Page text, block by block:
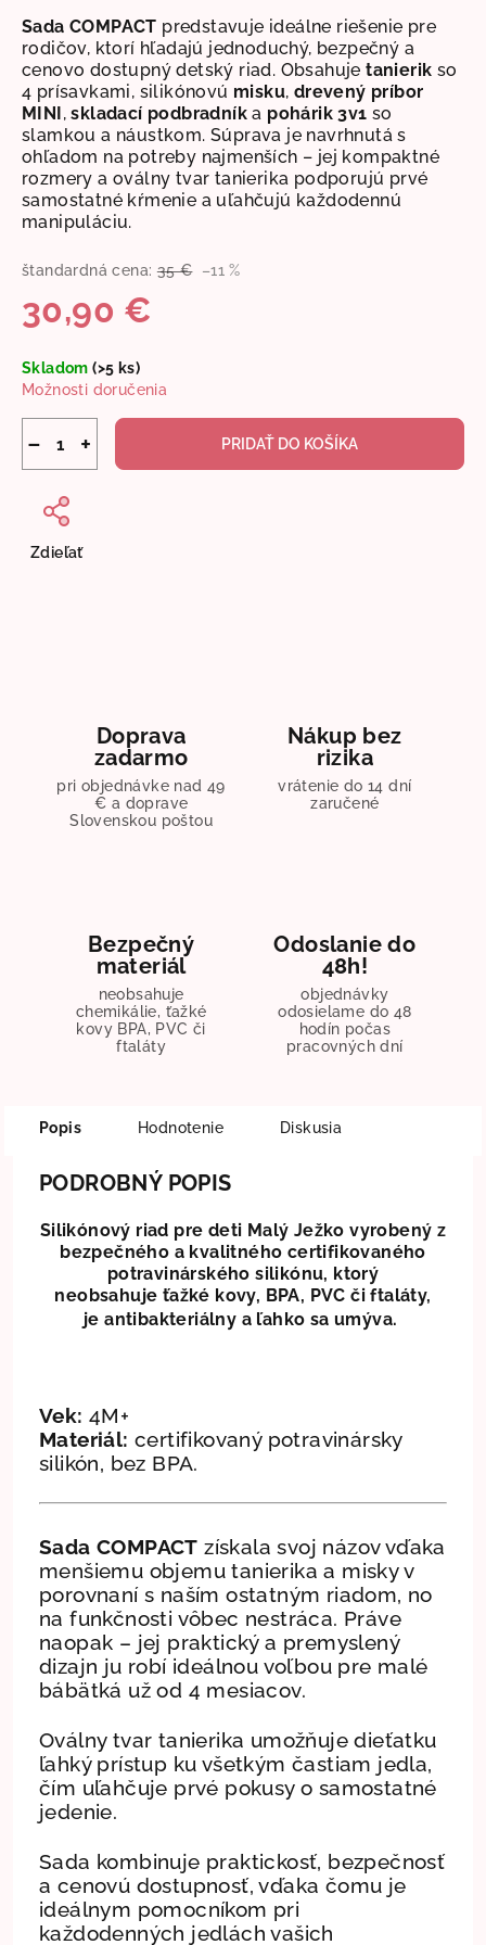
Sada COMPACT predstavuje ideálne riešenie pre
rodičov, ktorí hľadajú jednoduchý, bezpečný a
cenovo dostupný detský riad. Obsahujetanierik so
4 prísavkami, silikónovú misku, drevený príbor
MINI,skladací podbradník a pohárik 3v1 so
slamkou a náustkom. Súprava je navrhnutá s
ohľadom na potreby najmenších – jej kompaktné
rozmery a oválny tvar tanierika podporujú prvé
samostatné kŕmenie a uľahčujú každodennú
manipuláciu.
štandardná cena: 35 € –11 %
30,90 €
cena:
Skladom(>5 ks)
Možnosti doručenia
+
− PRIDAŤ DO KOŠÍKA
Zdieľať
Doprava
zadarmo
pri objednávke nad 49
€ a doprave
Slovenskou poštou
Nákup bez
rizika
vrátenie do 14 dní
zaručené
Bezpečný
materiál
neobsahuje
chemikálie, ťažké
kovy BPA, PVC či
ftaláty
Odoslanie do
48h!
objednávky
odosielame do 48
hodín počas
pracovných dní
Popis Hodnotenie Diskusia
PODROBNÝ POPIS
Silikónový riad pre deti Malý Ježko vyrobený z
bezpečného a kvalitného certifikovaného
potravinárského silikónu, ktorý
neobsahuje ťažké kovy, BPA, PVC či ftaláty,
je antibakteriálny a ľahko sa umýva.
Vek: 4M+
Materiál: certifikovaný potravinársky
silikón, bez BPA.
Sada COMPACT získala svoj názov vďaka
menšiemu objemu tanierika a misky v
porovnaní s naším ostatným riadom, no
na funkčnosti vôbec nestráca. Práve
naopak – jej praktický a premyslený
dizajn ju robí ideálnou voľbou pre malé
bábätká už od 4 mesiacov.
Oválny tvar tanierika umožňuje dieťatku
ľahký prístup ku všetkým častiam jedla,
čím uľahčuje prvé pokusy o samostatné
jedenie.
Sada kombinuje praktickosť, bezpečnosť
a cenovú dostupnosť, vďaka čomu je
ideálnym pomocníkom pri
každodenných jedlách vašich